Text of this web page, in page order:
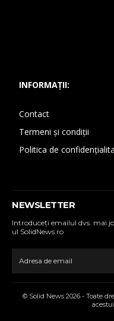
INFORMAȚII:
Contact
Termeni și condiții
Politica de
NEWSLETTER
Introduceţi emailul dvs. mai
ul SolidNews.ro
© Solid News 2026 - Toate